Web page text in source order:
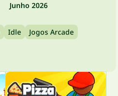
Junho 2026
Idle
Jogos Arcade